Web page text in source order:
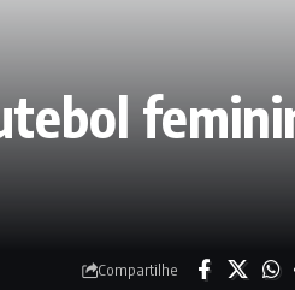
Compartilhe